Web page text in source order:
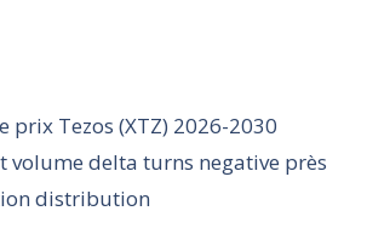
prix Tezos (XTZ) 2026-2030
volume delta turns negative près
distribution